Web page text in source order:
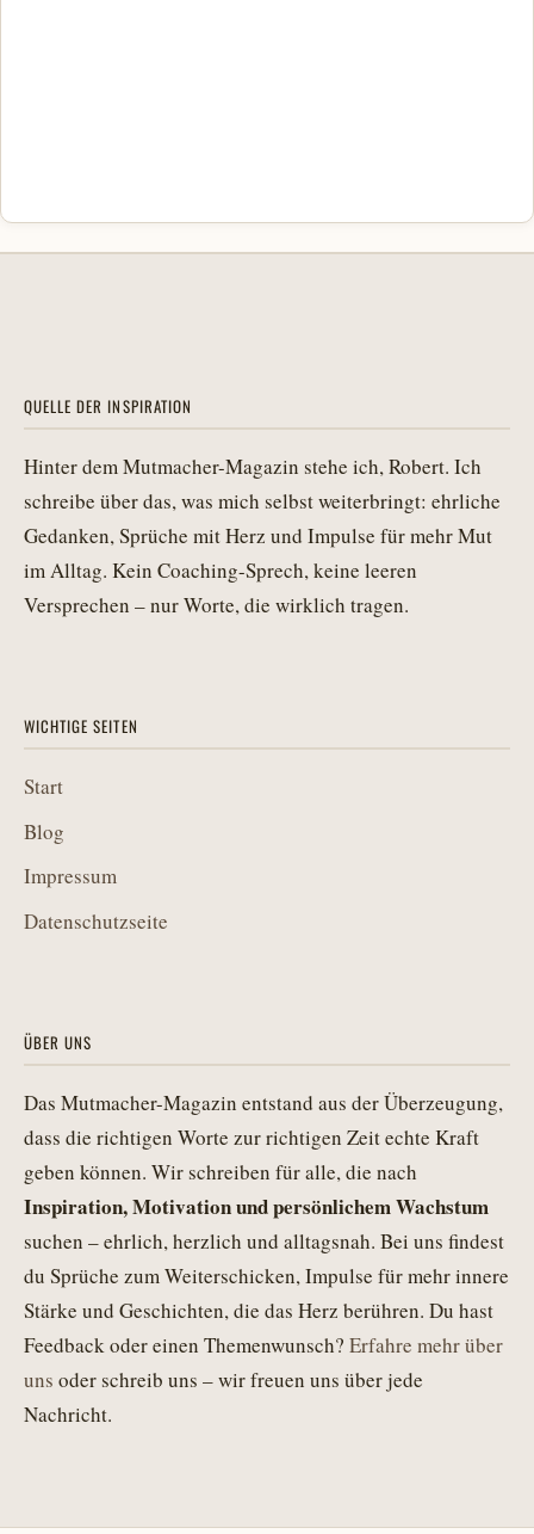
QUELLE DER INSPIRATION
Hinter dem Mutmacher-Magazin stehe ich, Robert. Ich
schreibe über das, was mich selbst weiterbringt: ehrliche
Gedanken, Sprüche mit Herz und Impulse für mehr Mut
im Alltag. Kein Coaching-Sprech, keine leeren
Versprechen – nur Worte, die wirklich tragen.
WICHTIGE SEITEN
Start
Blog
Impressum
Datenschutzseite
ÜBER UNS
Das Mutmacher-Magazin entstand aus der Überzeugung,
dass die richtigen Worte zur richtigen Zeit echte Kraft
geben können. Wir schreiben für alle, die nach
Inspiration, Motivation und persönlichem Wachstum
suchen – ehrlich, herzlich und alltagsnah. Bei uns findest
du Sprüche zum Weiterschicken, Impulse für mehr innere
Stärke und Geschichten, die das Herz berühren. Du hast
Feedback oder einen Themenwunsch? Erfahre mehr über
uns oder schreib uns – wir freuen uns über jede
Nachricht.